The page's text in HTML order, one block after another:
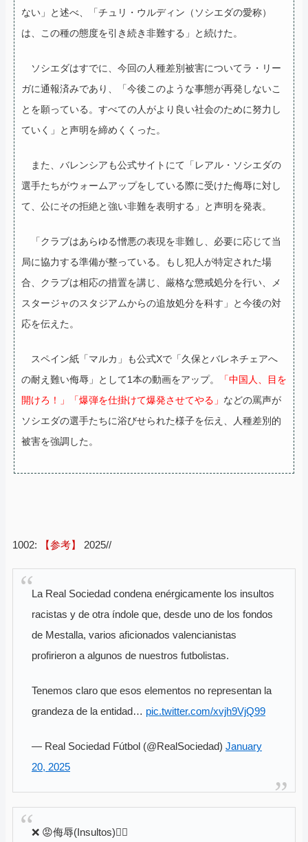
ない」と述べ、「チュリ・ウルディン（ソシエダの愛称）
は、この種の態度を引き続き非難する」と続けた。
ソシエダはすでに、今回の人種差別被害についてラ・リー
ガに通報済みであり、「今後このような事態が再発しないこ
とを願っている。すべての人がより良い社会のために努力し
ていく」と声明を締めくくった。
また、バレンシアも公式サイトにて「レアル・ソシエダの
選手たちがウォームアップをしている際に受けた侮辱に対し
て、公にその拒絶と強い非難を表明する」と声明を発表。
「クラブはあらゆる憎悪の表現を非難し、必要に応じて当
局に協力する準備が整っている。もし犯人が特定された場
合、クラブは相応の措置を講じ、厳格な懲戒処分を行い、メ
スタージャのスタジアムからの追放処分を科す」と今後の対
応を伝えた。
スペイン紙「マルカ」も公式Xで「久保とバレネチェアへ
の耐え難い侮辱」として1本の動画をアップ。
「中国人、目を
開けろ！」「爆弾を仕掛けて爆発させてやる」 などの罵声が
ソシエダの選手たちに浴びせられた様子を伝え、人種差別的
被害を強調した。
1002: 【参考】 2025//
La Real Sociedad condena enérgicamente los insultos
racistas y de otra índole que, desde uno de los fondos
de Mestalla, varios aficionados valencianistas
profirieron a algunos de nuestros futbolistas.
Tenemos claro que esos elementos no representan la
grandeza de la entidad… pic.twitter.com/xvjh9VjQ99
— Real Sociedad Fútbol (@RealSociedad) January
20, 2025
❌ 😡侮辱(Insultos)😮‍💨